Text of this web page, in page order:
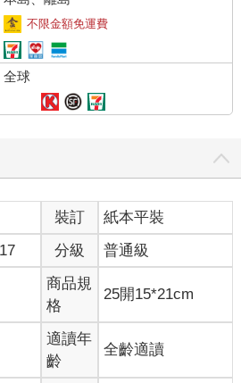
，結果不但經營不好關係，還會滿腹
關：恰當的情緒表達能力和精準的情
係能讓我們在世間找到自己的位置。
難免會在關係裡一敗塗地，於是想要
誰都無法交心，總是形單影隻；他們
關係，但因為不懂得如何經營，最終
喜歡上獨處；他們曾經對他人心懷期
，換取重視和關注，卻發現身邊的人
從不在意他們的感受……。從深層次
實是害怕面對人性，以及那些可能帶
聯結。
很大一部分人享受關係帶來的快樂。
物、一個槓桿，不僅給他們帶來了巨
得有滋有味。
遊刃有餘。很顯然，這些人懂得關係
真諦：讓自己成為關係裡的高情緒價
不限金額免運費
全球
裝訂
紙本平裝
分級 普通級
商品規
格
25開15*21cm
適讀年
齡
全齡適讀